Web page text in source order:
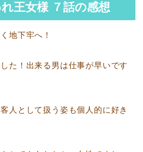
王女様 ７話の感想
地下牢へ！
た！出来る男は仕事が早いです
人として扱う姿も個人的に好き